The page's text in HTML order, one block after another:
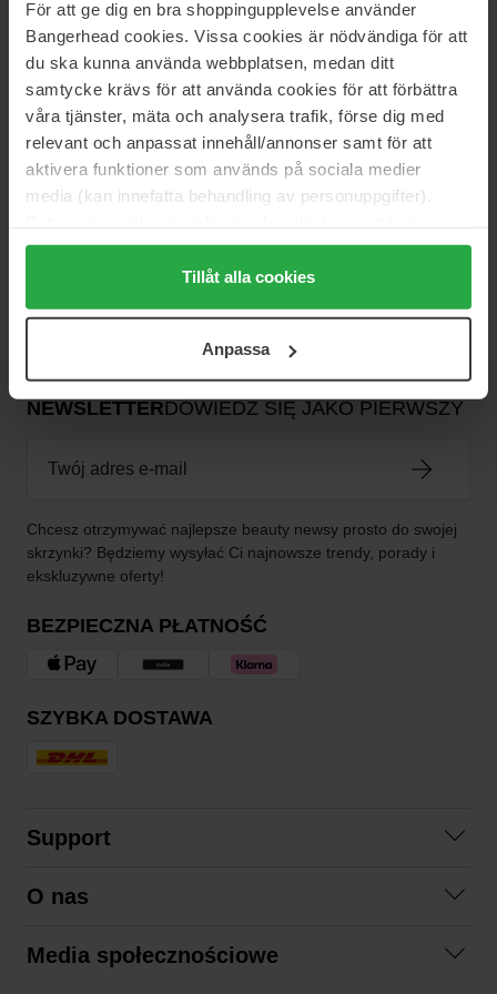
För att ge dig en bra shoppingupplevelse använder
Bangerhead cookies. Vissa cookies är nödvändiga för att
du ska kunna använda webbplatsen, medan ditt
samtycke krävs för att använda cookies för att förbättra
våra tjänster, mäta och analysera trafik, förse dig med
relevant och anpassat innehåll/annonser samt för att
aktivera funktioner som används på sociala medier
media (kan innefatta behandling av personuppgifter).
Genom att trycka på "Tillåt alla cookies" accepterar du
alla cookies, medan du under "Detaljer" kan anpassa
användningen av cookies. Du kan när som helst återkalla
samt vår Integritetspolicy.
Tillåt alla cookies
Anpassa
COACH
Floral
30 ml
228 zł
COACH
Man
60 ml
328 zł
Open Road Woman Gold
NEWSLETTERDOWIEDZ SIĘ JAKO PIERWSZY
Chcesz otrzymywać najlepsze beauty newsy prosto do swojej
skrzynki? Będziemy wysyłać Ci najnowsze trendy, porady i
ekskluzywne oferty!
BEZPIECZNA PŁATNOŚĆ
SZYBKA DOSTAWA
Support
Regulamin zakupów
O nas
Zrównoważony rozwój
Media społecznościowe